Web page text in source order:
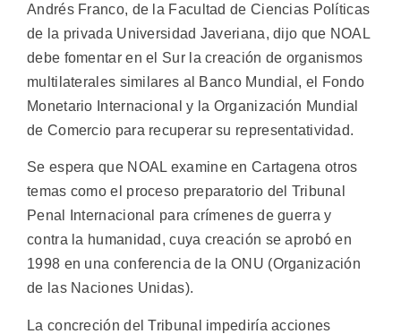
Andrés Franco, de la Facultad de Ciencias Políticas
de la privada Universidad Javeriana, dijo que NOAL
debe fomentar en el Sur la creación de organismos
multilaterales similares al Banco Mundial, el Fondo
Monetario Internacional y la Organización Mundial
de Comercio para recuperar su representatividad.
Se espera que NOAL examine en Cartagena otros
temas como el proceso preparatorio del Tribunal
Penal Internacional para crímenes de guerra y
contra la humanidad, cuya creación se aprobó en
1998 en una conferencia de la ONU (Organización
de las Naciones Unidas).
La concreción del Tribunal impediría acciones